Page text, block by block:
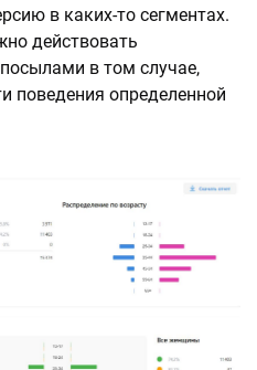
в каких-то сегментах.
действовать
в том случае,
поведения определенной